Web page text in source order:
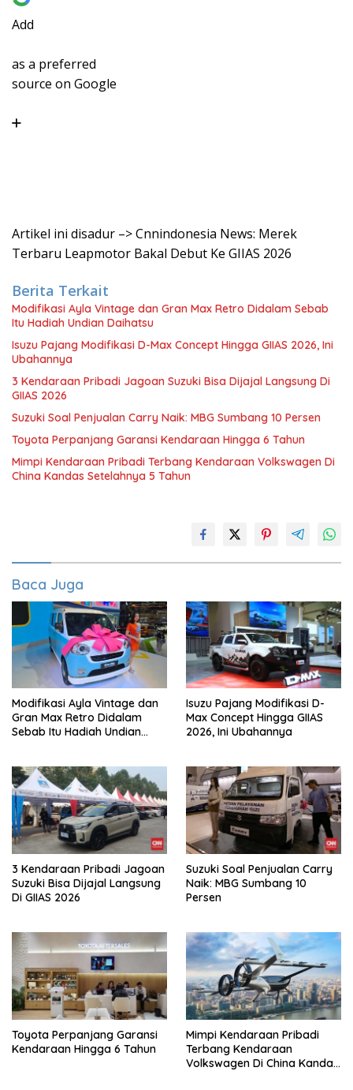
Add
as a preferred
source on Google
Artikel ini disadur –> Cnnindonesia News: Merek
Terbaru Leapmotor Bakal Debut Ke GIIAS 2026
Berita Terkait
Modifikasi Ayla Vintage dan Gran Max Retro Didalam Sebab
Itu Hadiah Undian Daihatsu
Isuzu Pajang Modifikasi D-Max Concept Hingga GIIAS 2026, Ini
Ubahannya
3 Kendaraan Pribadi Jagoan Suzuki Bisa Dijajal Langsung Di
GIIAS 2026
Suzuki Soal Penjualan Carry Naik: MBG Sumbang 10 Persen
Toyota Perpanjang Garansi Kendaraan Hingga 6 Tahun
Mimpi Kendaraan Pribadi Terbang Kendaraan Volkswagen Di
China Kandas Setelahnya 5 Tahun
Baca Juga
Modifikasi Ayla Vintage dan
Gran Max Retro Didalam
Sebab Itu Hadiah Undian
Isuzu Pajang Modifikasi D-
Max Concept Hingga GIIAS
2026, Ini Ubahannya
3 Kendaraan Pribadi Jagoan
Suzuki Bisa Dijajal Langsung
Di GIIAS 2026
Suzuki Soal Penjualan Carry
Naik: MBG Sumbang 10
Persen
Toyota Perpanjang Garansi
Kendaraan Hingga 6 Tahun
Mimpi Kendaraan Pribadi
Terbang Kendaraan
Volkswagen Di China Kandas